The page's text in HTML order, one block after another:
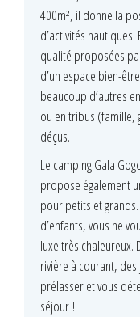
400m², il donne la
d’activités
qualité proposées
d’un espace bien-
beaucoup d’autres
ou en tribus (famille,
déçus.
Le camping Gala
propose également
pour petits et
d’enfants, vous ne
luxe très chaleureux.
rivière à courant,
prélasser et vous
séjour !